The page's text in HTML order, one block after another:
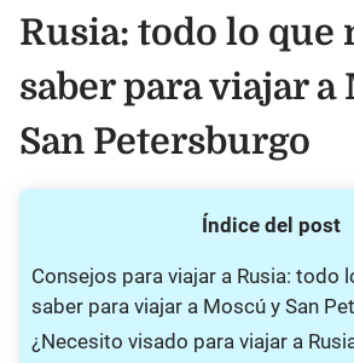
Rusia: todo lo que
saber para viajar a
San Petersburgo
Índice del post
Consejos para viajar a Rusia: todo
saber para viajar a Moscú y San
¿Necesito visado para viajar a